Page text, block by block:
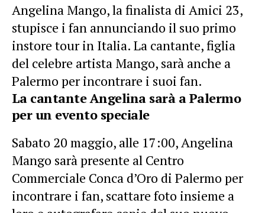
Angelina Mango, la finalista di Amici 23,
stupisce i fan annunciando il suo primo
instore tour in Italia. La cantante, figlia
del celebre artista Mango, sarà anche a
Palermo per incontrare i suoi fan.
La cantante Angelina sarà a Palermo
per un evento speciale
Sabato 20 maggio, alle 17:00, Angelina
Mango sarà presente al Centro
Commerciale Conca d’Oro di Palermo per
incontrare i fan, scattare foto insieme a